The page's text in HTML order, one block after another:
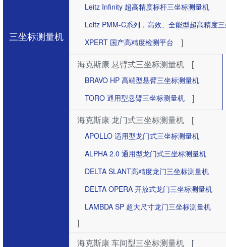
三坐标测量机
Leitz Infinity 超高精度标杆三坐标测量机
Leitz PMM-C系列，高效、全能型超高精度
XPERT 国产高精度检测平台
]
海克斯康 悬臂式三坐标测量机
[
BRAVO HP 高端型悬臂三坐标测量机
TORO 通用型悬臂三坐标测量机
]
海克斯康 龙门式三坐标测量机
[
APOLLO 适用型龙门式三坐标测量机
ALPHA 2.0 通用型龙门式三坐标测量机
DELTA SLANT高精度龙门三坐标测量机
DELTA OPERA 开放式龙门三坐标测量机
LAMBDA SP 超大尺寸龙门三坐标测量机
]
海克斯康 车间型三坐标测量机
[